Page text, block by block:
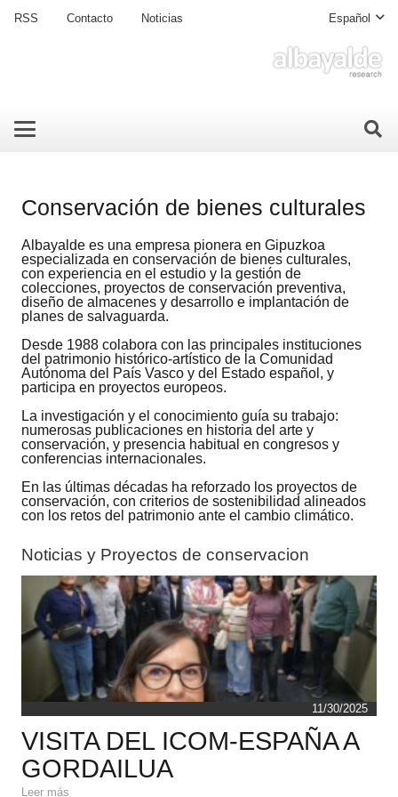
RSS Contacto Noticias Español
Conservación de bienes culturales
Albayalde es una empresa pionera en Gipuzkoa
especializada en conservación de bienes culturales,
con experiencia en el estudio y la gestión de
colecciones, proyectos de conservación preventiva,
diseño de almacenes y desarrollo e implantación de
planes de salvaguarda.
Desde 1988 colabora con las principales instituciones
del patrimonio histórico-artístico de la Comunidad
Autónoma del País Vasco y del Estado español, y
participa en proyectos europeos.
La investigación y el conocimiento guía su trabajo:
numerosas publicaciones en historia del arte y
conservación, y presencia habitual en congresos y
conferencias internacionales.
En las últimas décadas ha reforzado los proyectos de
conservación, con criterios de sostenibilidad alineados
con los retos del patrimonio ante el cambio climático.
Noticias y Proyectos de conservacion
11/30/2025
VISITA DEL ICOM-ESPAÑA A
GORDAILUA
Leer más